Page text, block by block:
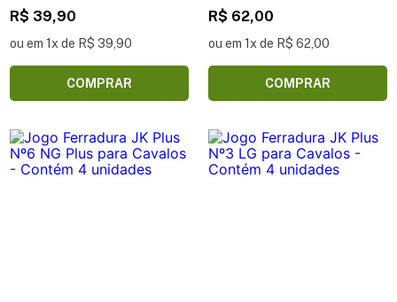
R$ 39,90
ou em 1x de R$ 39,90
COMPRAR
R$ 62,00
ou em 1x de R$ 62,00
COMPRAR